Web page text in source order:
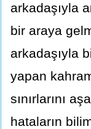
arkadaşıyla
bir araya
arkadaşıyla
yapan
sınırlarını
hataların